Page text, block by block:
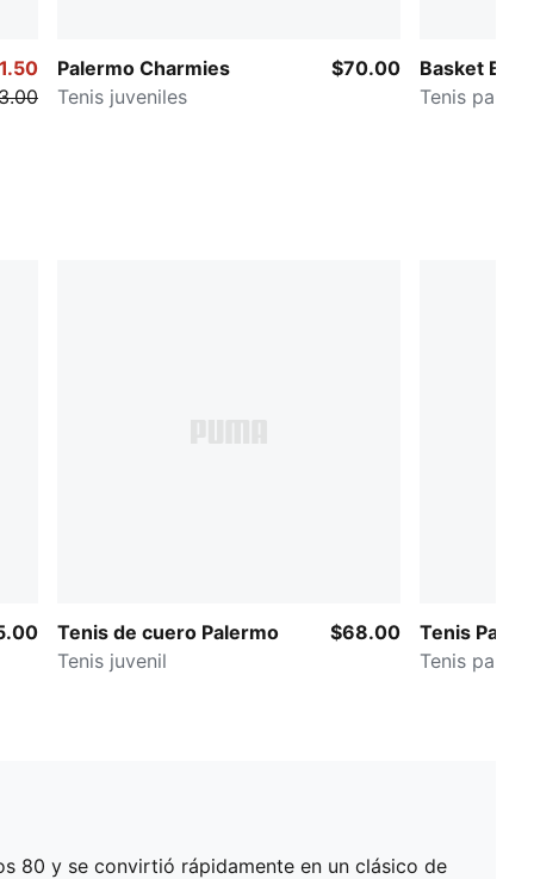
Palermo Charmies
Tenis juveniles
$70.00
Basket Bow
Tenis para
Tenis de cuero Palermo
Tenis juvenil
$68.00
Tenis
Tenis para
80 y se convirtió rápidamente en un clásico de